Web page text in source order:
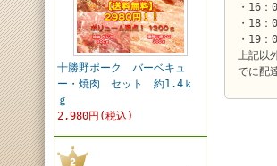
十勝野ポーク バーベキュ
ー・焼肉 セット 約1.4ｋ
ｇ
2,980円(税込)
・16
・18
・19
上記以
でに配